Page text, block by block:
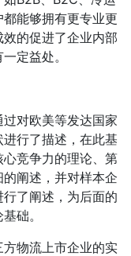
能够拥有更专业更
的促进了企业内部
定益处。
对欧美等发达国家
行了描述，在此基
竞争力的理论、第
阐述，并对样本企
了阐述，为后面的
础。
物流上市企业的实